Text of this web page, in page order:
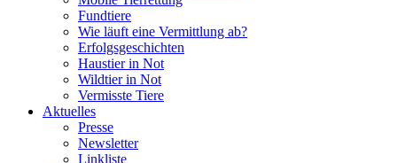
Fundtiere
Wie läuft eine Vermittlung ab?
Erfolgsgeschichten
Haustier in Not
Wildtier in Not
Vermisste Tiere
Aktuelles
Presse
Newsletter
Linkliste